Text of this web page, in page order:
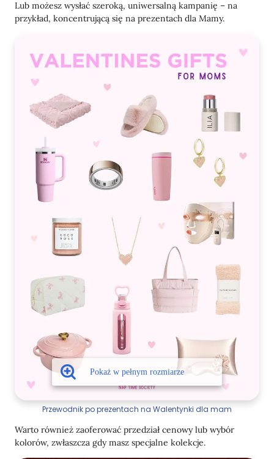
Lub możesz wysłać szeroką, uniwersalną kampanię – na
przykład, koncentrującą się na prezentach dla Mamy.
Przewodnik po prezentach na Walentynki dla mam
Warto również zaoferować przedział cenowy lub wybór
kolorów, zwłaszcza gdy masz specjalne kolekcje.